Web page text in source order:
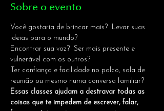
Sobre o evento
Você gostaria de brincar mais?  Levar suas
ideias para o mundo?
Encontrar sua voz?  Ser mais presente e
vulnerável com os outros?
Ter confiança e facilidade no palco, sala de
reunião ou mesmo numa conversa familiar?
Essas classes ajudam a destravar todas as
coisas que te impedem de escrever, falar,